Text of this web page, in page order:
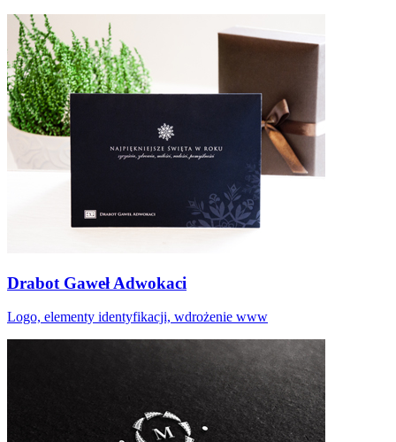
Drabot Gaweł Adwokaci
Logo, elementy identyfikacji, wdrożenie www